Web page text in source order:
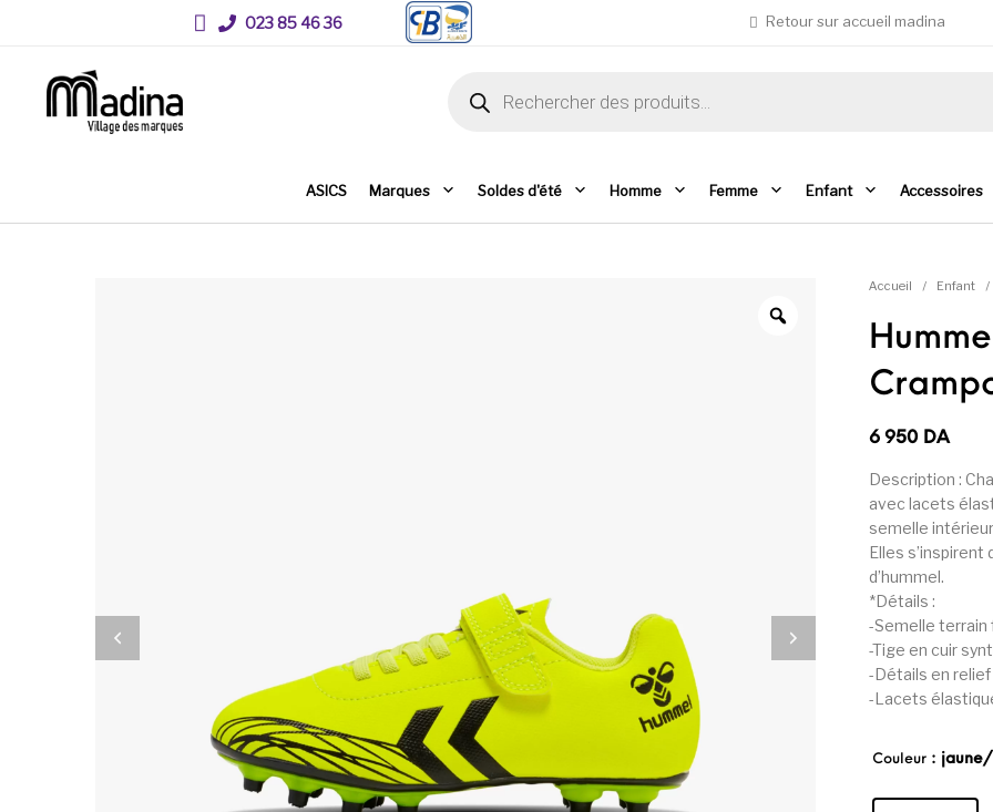
023 85 46 36 Retour sur accueil madina
ASICS Marques Soldes d'été Homme Femme Enfant Accessoires
Accueil / Enfant /
6 950 DA
Description :
avec lacets
semelle
Elles
d’hummel.
*Détails :
-Semelle terrain
-Tige en cuir
-Détails en relief
-Lacets
Couleur :